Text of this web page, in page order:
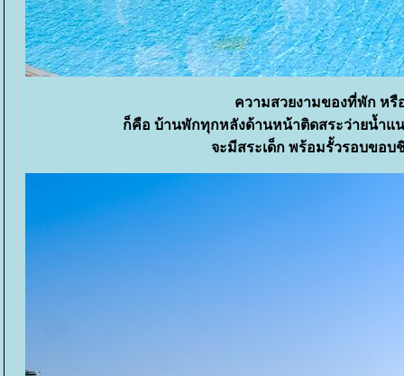
ความสวยงามของที่พัก หรื
ก็คือ บ้านพักทุกหลังด้านหน้าติดสระว่ายน้ำ
จะมีสระเด็ก พร้อมรั้วรอบขอ